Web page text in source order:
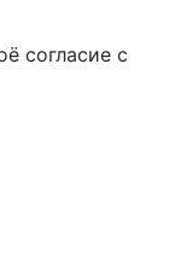
согласие с